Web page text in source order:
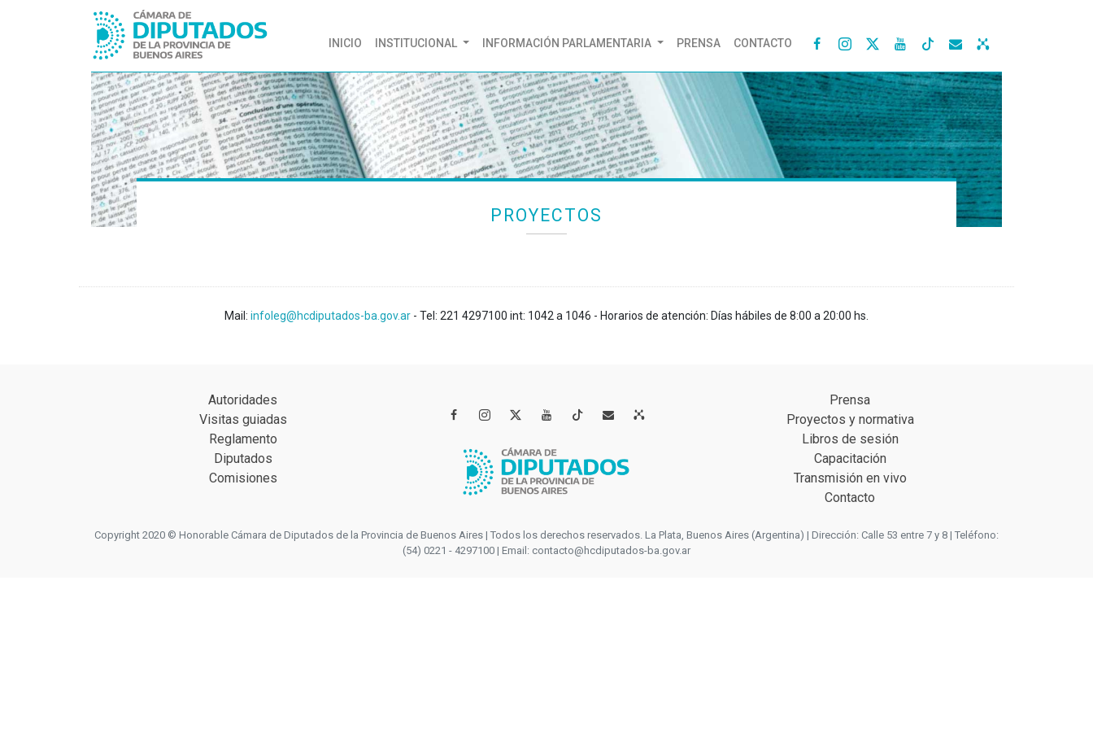
INICIO (CURRENT)
INSTITUCIONAL INFORMACIÓN PARLAMENTARIA PRENSA CONTACTO    
PROYECTOS
Mail: infoleg@hcdiputados-ba.gov.ar - Tel: 221 4297100 int: 1042 a 1046 - Horarios de atención: Días hábiles de 8:00 a 20:00 hs.
Autoridades
Visitas guiadas
Reglamento
Diputados
Comisiones
   
Prensa
Proyectos y normativa
Libros de sesión
Capacitación
Transmisión en vivo
Contacto
Copyright 2020 © Honorable Cámara de Diputados de la Provincia de Buenos Aires | Todos los derechos reservados. La Plata, Buenos Aires (Argentina) | Dirección: Calle 53 entre 7 y 8 | Teléfono:
(54) 0221 - 4297100 | Email: contacto@hcdiputados-ba.gov.ar